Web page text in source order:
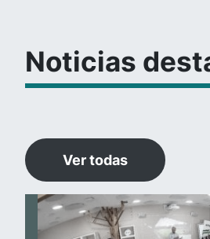
Noticias
Ver todas